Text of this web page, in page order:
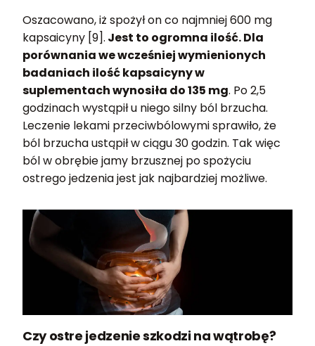
Oszacowano, iż spożył on co najmniej 600 mg
kapsaicyny [9]. Jest to ogromna ilość. Dla
porównania we wcześniej wymienionych
badaniach ilość kapsaicyny w
suplementach wynosiła do 135 mg. Po 2,5
godzinach wystąpił u niego silny ból brzucha.
Leczenie lekami przeciwbólowymi sprawiło, że
ból brzucha ustąpił w ciągu 30 godzin. Tak więc
ból w obrębie jamy brzusznej po spożyciu
ostrego jedzenia jest jak najbardziej możliwe.
Czy ostre jedzenie szkodzi na wątrobę?